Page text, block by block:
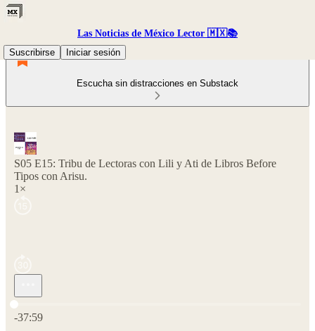
Las Noticias de México Lector 🇲🇽📚
Suscribirse
Iniciar sesión
Escucha sin distracciones en Substack
S05 E15: Tribu de Lectoras con Lili y Ati de Libros Before
Tipos con Arisu.
1×
Hora actual: 0:00 / Tiempo total: -37:59
-37:59